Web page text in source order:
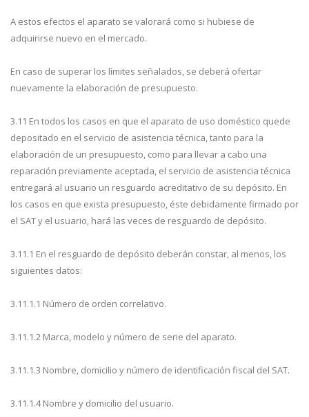
A estos efectos el aparato se valorará como si hubiese de
adquirirse nuevo en el mercado.
En caso de superar los límites señalados, se deberá ofertar
nuevamente la elaboración de presupuesto.
3.11 En todos los casos en que el aparato de uso doméstico quede
depositado en el servicio de asistencia técnica, tanto para la
elaboración de un presupuesto, como para llevar a cabo una
reparación previamente aceptada, el servicio de asistencia técnica
entregará al usuario un resguardo acreditativo de su depósito. En
los casos en que exista presupuesto, éste debidamente firmado por
el SAT y el usuario, hará las veces de resguardo de depósito.
3.11.1 En el resguardo de depósito deberán constar, al menos, los
siguientes datos:
3.11.1.1 Número de orden correlativo.
3.11.1.2 Marca, modelo y número de serie del aparato.
3.11.1.3 Nombre, domicilio y número de identificación fiscal del SAT.
3.11.1.4 Nombre y domicilio del usuario.